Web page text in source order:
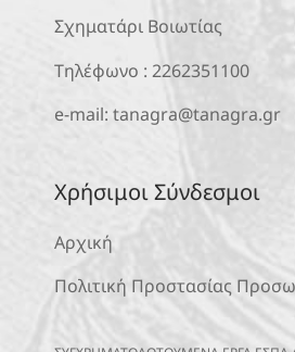
Σχηματάρι Βοιωτίας
Τηλέφωνο : 2262351100
e-mail: tanagra@tanagra.gr
Χρήσιμοι Σύνδεσμοι
Αρχική
Πολιτική Προστασίας